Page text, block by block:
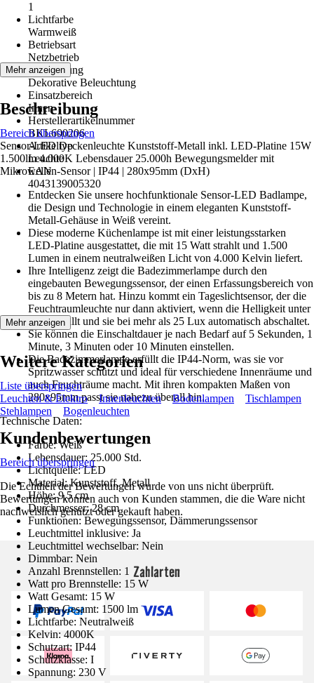
1
Lichtfarbe
Warmweiß
Betriebsart
Netzbetrieb
Anwendung
Dekorative Beleuchtung
Einsatzbereich
Innen
Herstellerartikelnummer
BKL600206
Artikeltyp
Leuchte
EAN
4043139005320
Mehr anzeigen
Beschreibung
Bereich überspringen
Sensor-LED Deckenleuchte Kunststoff-Metall inkl. LED-Platine 15W
1.500lm 4.000K Lebensdauer 25.000h Bewegungsmelder mit
Mikrowellen-Sensor | IP44 | 280x95mm (DxH)
Entdecken Sie unsere hochfunktionale Sensor-LED Badlampe,
die Design und Technologie in einem eleganten Kunststoff-
Metall-Gehäuse in Weiß vereint.
Diese moderne Küchenlampe ist mit einer leistungsstarken
LED-Platine ausgestattet, die mit 15 Watt strahlt und 1.500
Lumen in einem neutralweißen Licht von 4.000 Kelvin liefert.
Ihre Intelligenz zeigt die Badezimmerlampe durch den
eingebauten Bewegungssensor, der einen Erfassungsbereich von
bis zu 8 Metern hat. Hinzu kommt ein Tageslichtsensor, der die
Feuchtraumleuchte nur dann aktiviert, wenn die Helligkeit unter
25 Lux fällt und sie bei mehr als 25 Lux automatisch abschaltet.
Sie können die Einschaltdauer je nach Bedarf auf 5 Sekunden, 1
Minute, 3 Minuten oder 10 Minuten einstellen.
Die Badezimmerlampe erfüllt die IP44-Norm, was sie vor
Spritzwasser schützt und ideal für verschiedene Innenräume und
auch Feuchträume macht. Mit ihren kompakten Maßen von
280x95mm passt sie nahezu überall hin.
Technische Daten:
Farbe: Weiß
Lebensdauer: 25.000 Std.
Lichtquelle: LED
Material: Kunststoff, Metall
Höhe: 9,5 cm
Durchmesser: 28 cm
Funktionen: Bewegungssensor, Dämmerungssensor
Leuchtmittel inklusive: Ja
Leuchtmittel wechselbar: Nein
Dimmbar: Nein
Anzahl Brennstellen: 1
Watt pro Brennstelle: 15 W
Watt Gesamt: 15 W
Lumen Gesamt: 1500 lm
Lichtfarbe: Neutralweiß
Kelvin: 4000K
Schutzart: IP44
Schutzklasse: I
Spannung: 230 V
Mehr anzeigen
Weitere Kategorien
Liste überspringen
Leuchten & Elektro
Innenleuchten Bodenlampen
Tischlampen
Stehlampen
Bogenleuchten
Kundenbewertungen
Bereich überspringen
Die Echtheit der Bewertungen wurde von uns nicht überprüft.
Bewertungen können auch von Kunden stammen, die die Ware nicht
nachweislich genutzt oder gekauft haben.
Zahlarten